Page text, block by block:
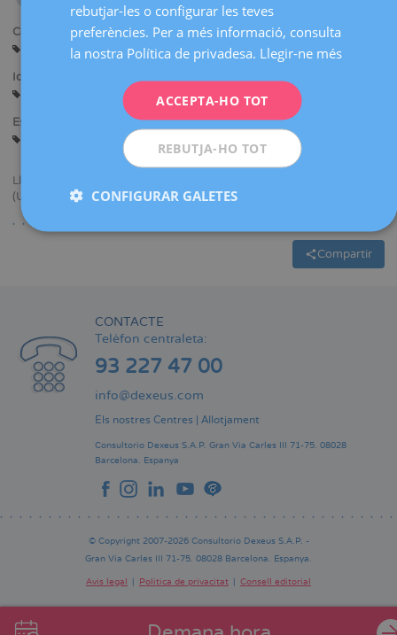
Centres:
Barcelona
Sabadell
Idiomes:
Anglès
Especialitats:
Diagnòstic Ginecològic per la Imatge
Llicenciada a la Universitad Centro Occidental Lisandro Alvarado
(U.C.L.A - Venezuela) - Metge cirurgià.
Compartir
CONTACTE
Telèfon centraleta:
93 227 47 00
info@dexeus.com
Els nostres Centres | Allotjament
Consultorio Dexeus S.A.P. Gran Via Carles III 71-75. 08028
Barcelona. Espanya
© Copyright 2007-2026 Consultorio Dexeus S.A.P. -
Gran Via Carles III 71-75. 08028 Barcelona. Espanya.
de
Avís legal Política de privacitat Consell editorial
FRENCH
rebutjar-les o configurar les teves
preferències. Per a més informació, consulta
la nostra Política de privadesa. Llegir-ne més
ACCEPTA-HO TOT
REBUTJA-HO TOT
CONFIGURAR GALETES